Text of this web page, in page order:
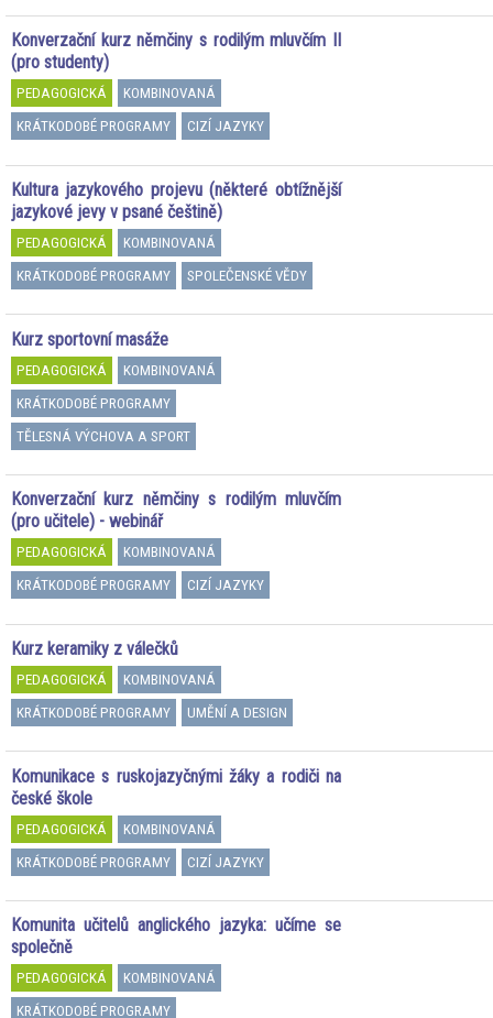
Konverzační kurz němčiny s rodilým mluvčím II
(pro studenty)
PEDAGOGICKÁ
KOMBINOVANÁ
KRÁTKODOBÉ PROGRAMY
CIZÍ JAZYKY
Kultura jazykového projevu (některé obtížnější
jazykové jevy v psané češtině)
PEDAGOGICKÁ
KOMBINOVANÁ
KRÁTKODOBÉ PROGRAMY
SPOLEČENSKÉ VĚDY
Kurz sportovní masáže
PEDAGOGICKÁ
KOMBINOVANÁ
KRÁTKODOBÉ PROGRAMY
TĚLESNÁ VÝCHOVA A SPORT
Konverzační kurz němčiny s rodilým mluvčím
(pro učitele) - webinář
PEDAGOGICKÁ
KOMBINOVANÁ
KRÁTKODOBÉ PROGRAMY
CIZÍ JAZYKY
Kurz keramiky z válečků
PEDAGOGICKÁ
KOMBINOVANÁ
KRÁTKODOBÉ PROGRAMY
UMĚNÍ A DESIGN
Komunikace s ruskojazyčnými žáky a rodiči na
české škole
PEDAGOGICKÁ
KOMBINOVANÁ
KRÁTKODOBÉ PROGRAMY
CIZÍ JAZYKY
Komunita učitelů anglického jazyka: učíme se
společně
PEDAGOGICKÁ
KOMBINOVANÁ
KRÁTKODOBÉ PROGRAMY